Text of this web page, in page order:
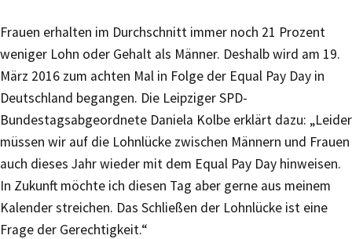
Frauen erhalten im Durchschnitt immer noch 21 Prozent
weniger Lohn oder Gehalt als Männer. Deshalb wird am 19.
März 2016 zum achten Mal in Folge der Equal Pay Day in
Deutschland begangen. Die Leipziger SPD-
Bundestagsabgeordnete Daniela Kolbe erklärt dazu: „Leider
müssen wir auf die Lohnlücke zwischen Männern und Frauen
auch dieses Jahr wieder mit dem Equal Pay Day hinweisen.
In Zukunft möchte ich diesen Tag aber gerne aus meinem
Kalender streichen. Das Schließen der Lohnlücke ist eine
Frage der Gerechtigkeit.“